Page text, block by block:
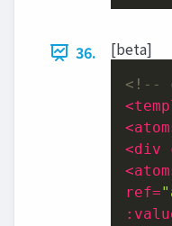
36. [beta]
<!--
<
<
<div
<
ref=